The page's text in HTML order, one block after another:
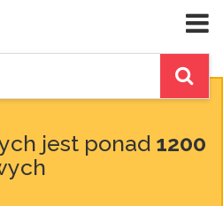
jest ponad 1200